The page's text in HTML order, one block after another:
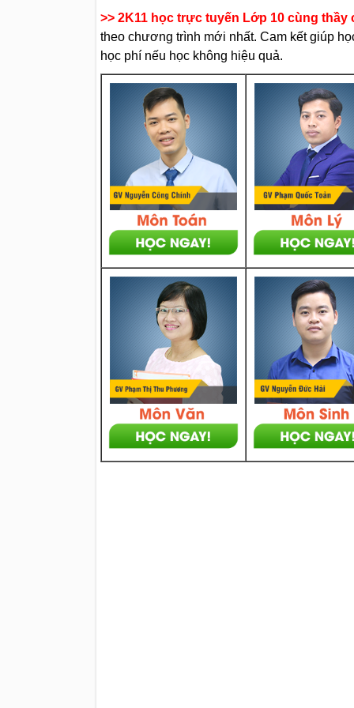
>> 2K11 học trực tuyến Lớp 10 cùng thầy
theo chương trình mới nhất. Cam kết giúp
học phí nếu học không hiệu quả.